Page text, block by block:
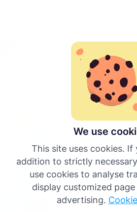
We use
This site uses cookies. If
addition to strictly
use cookies to analyse
display customized
advertising.
Français
Italiano
Takaisin kaikkiin artikkeleihin